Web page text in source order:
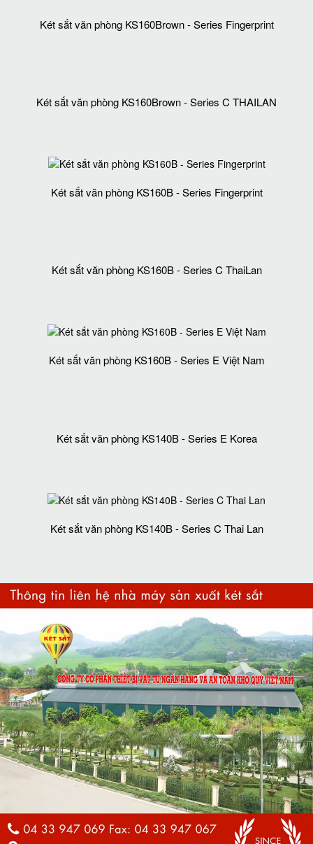
Két sắt văn phòng KS160Brown - Series Fingerprint
Két sắt văn phòng KS160Brown - Series C THAILAN
Két sắt văn phòng KS160B - Series Fingerprint